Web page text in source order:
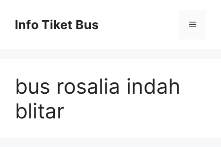
contentInfo Tiket Bus Menu
bus rosalia indah
blitar